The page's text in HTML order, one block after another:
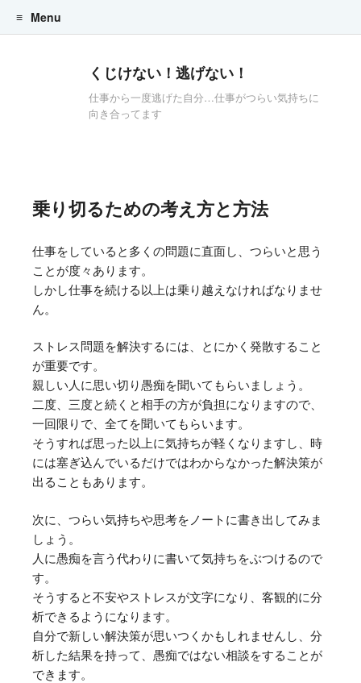
くじけない！逃げない！
仕事から一度逃げた自分…仕事がつらい気持ちに
向き合ってます
Menu
乗り切るための考え方と方法
仕事をしていると多くの問題に直面し、つらいと思う
ことが度々あります。
しかし仕事を続ける以上は乗り越えなければなりませ
ん。
ストレス問題を解決するには、とにかく発散すること
が重要です。
親しい人に思い切り愚痴を聞いてもらいましょう。
二度、三度と続くと相手の方が負担になりますので、
一回限りで、全てを聞いてもらいます。
そうすれば思った以上に気持ちが軽くなりますし、時
には塞ぎ込んでいるだけではわからなかった解決策が
出ることもあります。
次に、つらい気持ちや思考をノートに書き出してみま
しょう。
人に愚痴を言う代わりに書いて気持ちをぶつけるので
す。
そうすると不安やストレスが文字になり、客観的に分
析できるようになります。
自分で新しい解決策が思いつくかもしれませんし、分
析した結果を持って、愚痴ではない相談をすることが
できます。